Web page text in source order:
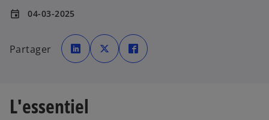
event 04-03-2025
Partager ’
o
u
’
o
u
’
o
L'essentiel